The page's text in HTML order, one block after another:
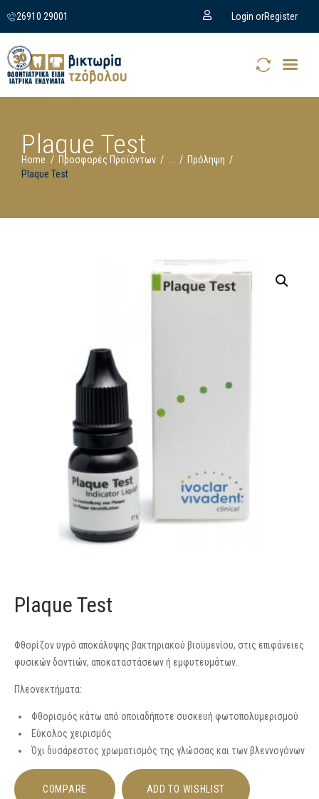
26910 29001 Login orRegister
Plaque Test
Home Προσφορές Προϊόντων
Πρόληψη
Plaque Test
Plaque Test
Φθορίζον υγρό αποκάλυψης βακτηριακού βιοϋμενίου, στις επιφάνειες
φυσικών δοντιών, αποκαταστάσεων ή εμφυτευμάτων.
Πλεονεκτήματα:
Φθορισμός κάτω από οποιαδήποτε συσκευή φωτοπολυμερισμού
Εύκολος χειρισμός
Όχι δυσάρεστος χρωματισμός της γλώσσας και των βλεννογόνων
COMPARE ADD TO WISHLIST